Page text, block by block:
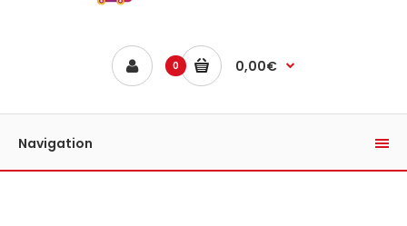
0 0,00€
Navigation